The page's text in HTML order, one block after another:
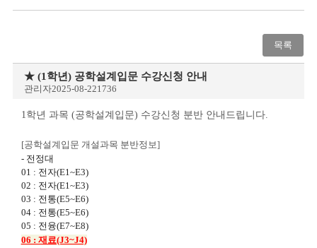
목록
★ (1학년) 공학설계입문 수강신청 안내
관리자2025-08-221736
1학년 과목 (공학설계입문) 수강신청 분반 안내드립니다.
[공학설계입문 개설과목 분반정보]
- 전정대
01 : 전자(E1~E3)
02 : 전자(E1~E3)
03 : 전통(E5~E6)
04 : 전통(E5~E6)
05 : 전융(E7~E8)
06 : 재료(J3~J4)